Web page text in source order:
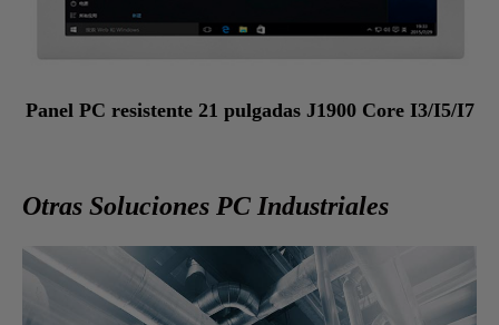
Panel PC resistente 21 pulgadas J1900 Core I3/I5/I7
Otras Soluciones PC Industriales